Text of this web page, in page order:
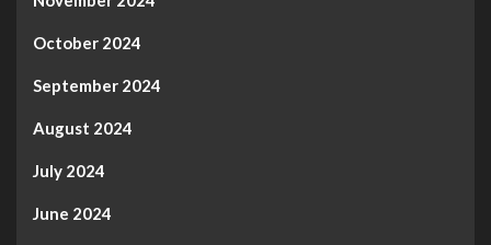
October 2024
September 2024
August 2024
July 2024
June 2024